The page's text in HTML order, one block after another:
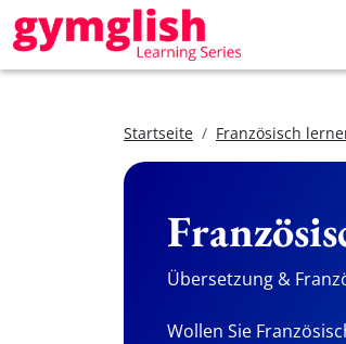
Startseite Französisch
Übersetzung &
Wollen Sie